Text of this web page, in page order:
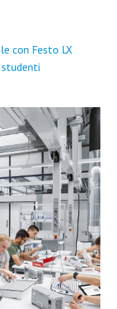
con Festo LX
studenti